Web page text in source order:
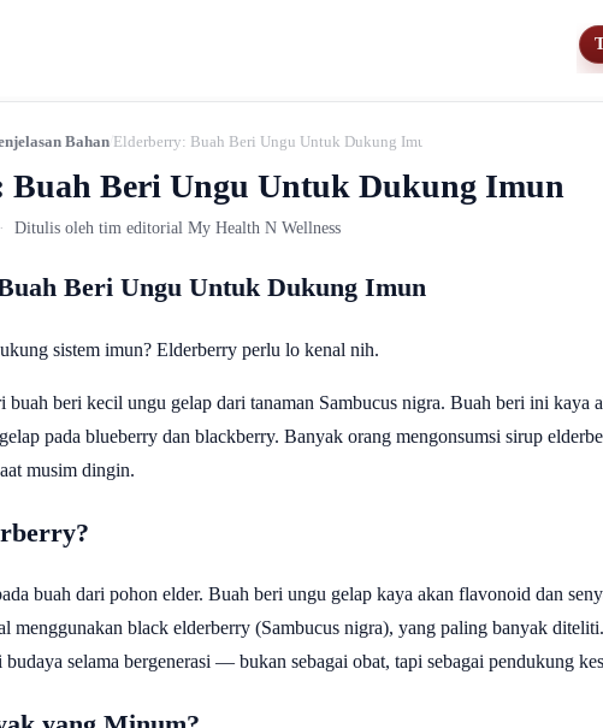
Bahan Elderberry: Buah Beri Ungu Untuk Dukung Imun
Beri Ungu Untuk Dukung Imun
· Ditulis oleh tim editorial My Health N Wellness
Beri Ungu Untuk Dukung Imun
sistem imun? Elderberry perlu lo kenal nih.
buah beri kecil ungu gelap dari tanaman Sambucus nigra. Buah beri ini
pada blueberry dan blackberry. Banyak orang mengonsumsi sirup
musim dingin.
buah dari pohon elder. Buah beri ungu gelap kaya akan flavonoid dan
menggunakan black elderberry (Sambucus nigra), yang paling banyak
selama bergenerasi — bukan sebagai obat, tapi sebagai pendukung